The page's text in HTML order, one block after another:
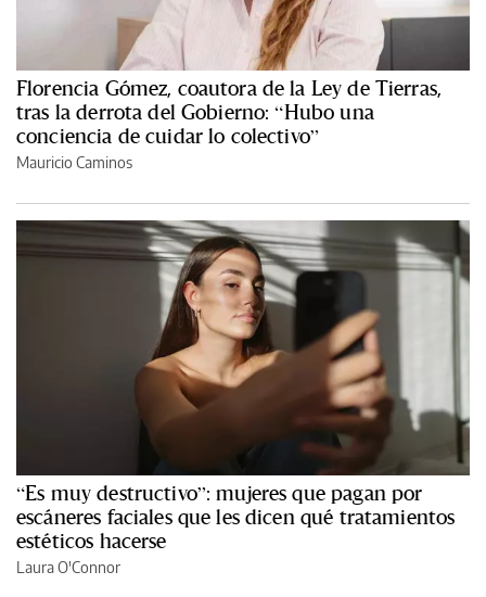
Florencia Gómez, coautora de la Ley de Tierras,
tras la derrota del Gobierno: “Hubo una
conciencia de cuidar lo colectivo”
Mauricio Caminos
“Es muy destructivo”: mujeres que pagan por
escáneres faciales que les dicen qué tratamientos
estéticos hacerse
Laura O'Connor